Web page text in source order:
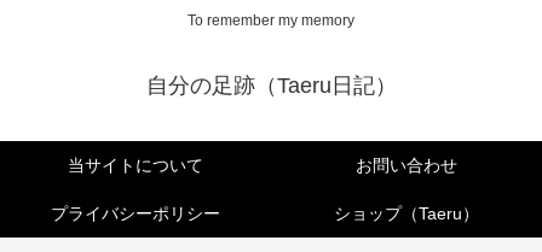
To remember my memory
自分の足跡（Taeru日記）
当サイトについて お問い合わせ
プライバシーポリシー ショップ（Taeru）